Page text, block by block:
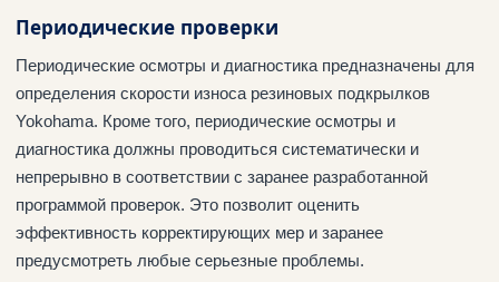
Периодические проверки
Периодические осмотры и диагностика предназначены для
определения скорости износа резиновых подкрылков
Yokohama. Кроме того, периодические осмотры и
диагностика должны проводиться систематически и
непрерывно в соответствии с заранее разработанной
программой проверок. Это позволит оценить
эффективность корректирующих мер и заранее
предусмотреть любые серьезные проблемы.